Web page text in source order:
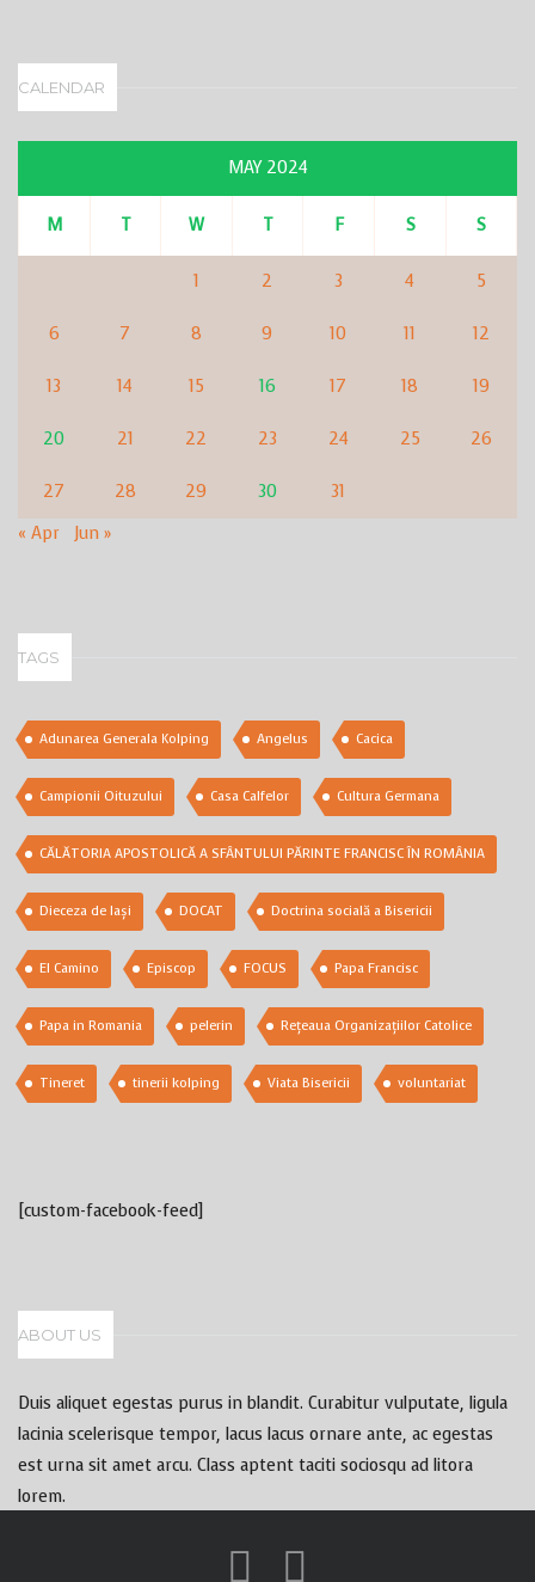
CALENDAR
MAY 2024
M T W T F S S
1 2 3 4 5
6 7 8 9 10 11 12
13 14 15 16 17 18 19
20 21 22 23 24 25 26
27 28 29 30
31
« Apr
Jun »
TAGS
Adunarea Generala Kolping Angelus Cacica
Campionii Oituzului Casa Calfelor Cultura Germana
CĂLĂTORIA APOSTOLICĂ A SFÂNTULUI PĂRINTE FRANCISC ÎN ROMÂNIA
Dieceza de Iași DOCAT Doctrina socială a Bisericii
El Camino Episcop FOCUS Papa Francisc
Papa in Romania pelerin Rețeaua Organizațiilor Catolice
Tineret tinerii kolping Viata Bisericii voluntariat
[custom-facebook-feed]
ABOUT US
Duis aliquet egestas purus in blandit. Curabitur vulputate, ligula
lacinia scelerisque tempor, lacus lacus ornare ante, ac egestas
est urna sit amet arcu. Class aptent taciti sociosqu ad litora
lorem.